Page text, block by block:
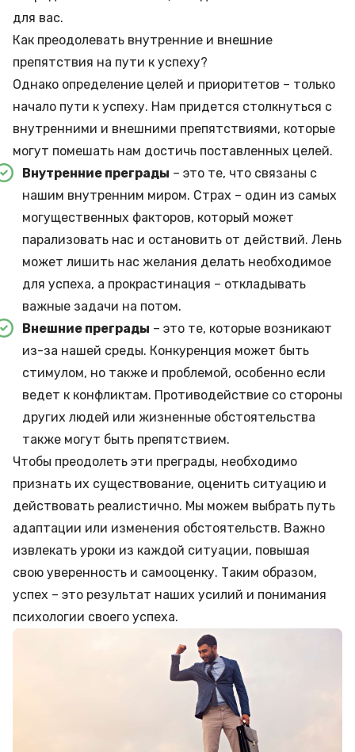
для вас.
Как преодолевать внутренние и внешние
препятствия на пути к успеху?
Однако определение целей и приоритетов – только
начало пути к успеху. Нам придется столкнуться с
внутренними и внешними препятствиями, которые
могут помешать нам достичь поставленных целей.
Внутренние преграды – это те, что связаны с
нашим внутренним миром. Страх – один из самых
могущественных факторов, который может
парализовать нас и остановить от действий. Лень
может лишить нас желания делать необходимое
для успеха, а прокрастинация – откладывать
важные задачи на потом.
Внешние преграды – это те, которые возникают
из-за нашей среды. Конкуренция может быть
стимулом, но также и проблемой, особенно если
ведет к конфликтам. Противодействие со стороны
других людей или жизненные обстоятельства
также могут быть препятствием.
Чтобы преодолеть эти преграды, необходимо
признать их существование, оценить ситуацию и
действовать реалистично. Мы можем выбрать путь
адаптации или изменения обстоятельств. Важно
извлекать уроки из каждой ситуации, повышая
свою уверенность и самооценку. Таким образом,
успех – это результат наших усилий и понимания
психологии своего успеха.